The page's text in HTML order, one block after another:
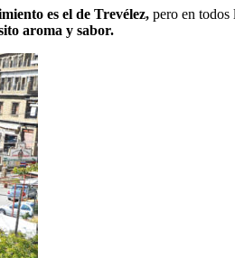
es el de Trevélez, pero en
aroma y sabor.